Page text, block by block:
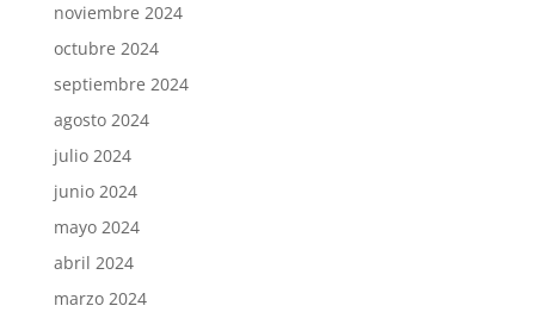
noviembre 2024
octubre 2024
septiembre 2024
agosto 2024
julio 2024
junio 2024
mayo 2024
abril 2024
marzo 2024